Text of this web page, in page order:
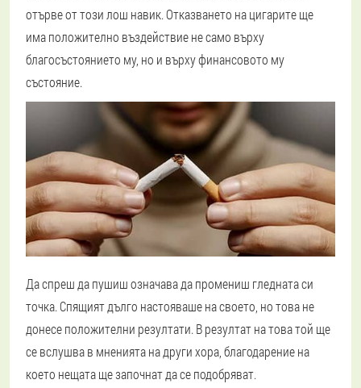
отърве от този лош навик. Отказването на цигарите ще
има положително въздействие не само върху
благосъстоянието му, но и върху финансовото му
състояние.
Да спреш да пушиш означава да промениш гледната си
точка. Спящият дълго настояваше на своето, но това не
донесе положителни резултати. В резултат на това той ще
се вслушва в мненията на други хора, благодарение на
което нещата ще започнат да се подобряват.